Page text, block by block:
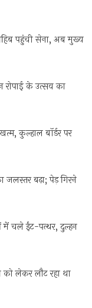
पहुंची सेना, अब मुख्य
रोपाई के उत्सव का
कुल्हाल बॉर्डर पर
जलस्तर बढ़ा; पेड़ गिरने
में चले ईंट-पत्थर, दुल्हन
को लेकर लौट रहा था